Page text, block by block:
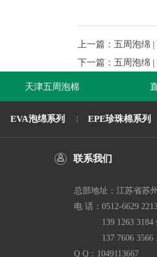
上一篇：五周泡绵
下一篇：五周泡绵
天津五周泡棉 直
EVA泡绵系列 EPE珍珠棉系列
联系我们
总部地址： 江苏省苏
电 话： 0512-6629
139 1263 3184
137 7606 3566
Q Q： 1049113667